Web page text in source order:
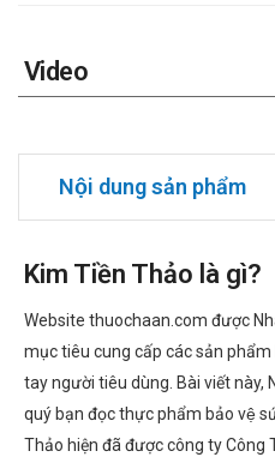
Video
Nội dung sản phẩm
Kim Tiền Thảo là gì?
Website thuochaan.com được
mục tiêu cung cấp các sản
tay người tiêu dùng. Bài viết này,
quý bạn đọc thực phẩm bảo vệ
Thảo hiện đã được công ty Công